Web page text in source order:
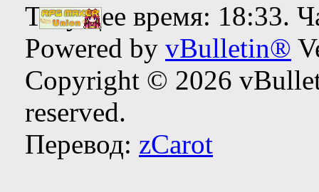
Текущее время: 18:33.
Powered by vBulletin®
Copyright © 2026
reserved.
Перевод: zCarot